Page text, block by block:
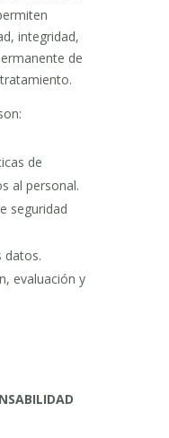
integridad,
de
de
al personal.
seguridad
datos.
evaluación y